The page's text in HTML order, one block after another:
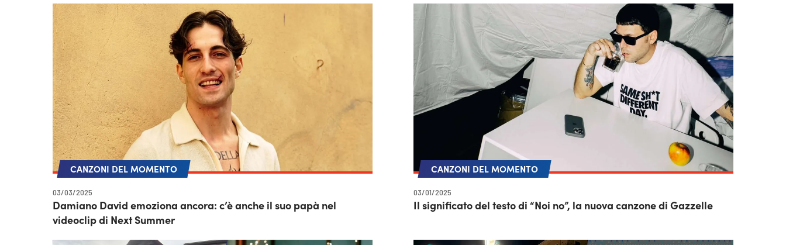
CANZONI DEL MOMENTO
03/03/2025
Damiano David emoziona ancora: c’è anche il suo papà nel
videoclip di Next Summer
CANZONI DEL MOMENTO
03/01/2025
Il significato del testo di “Noi no”, la nuova canzone di Gazzelle